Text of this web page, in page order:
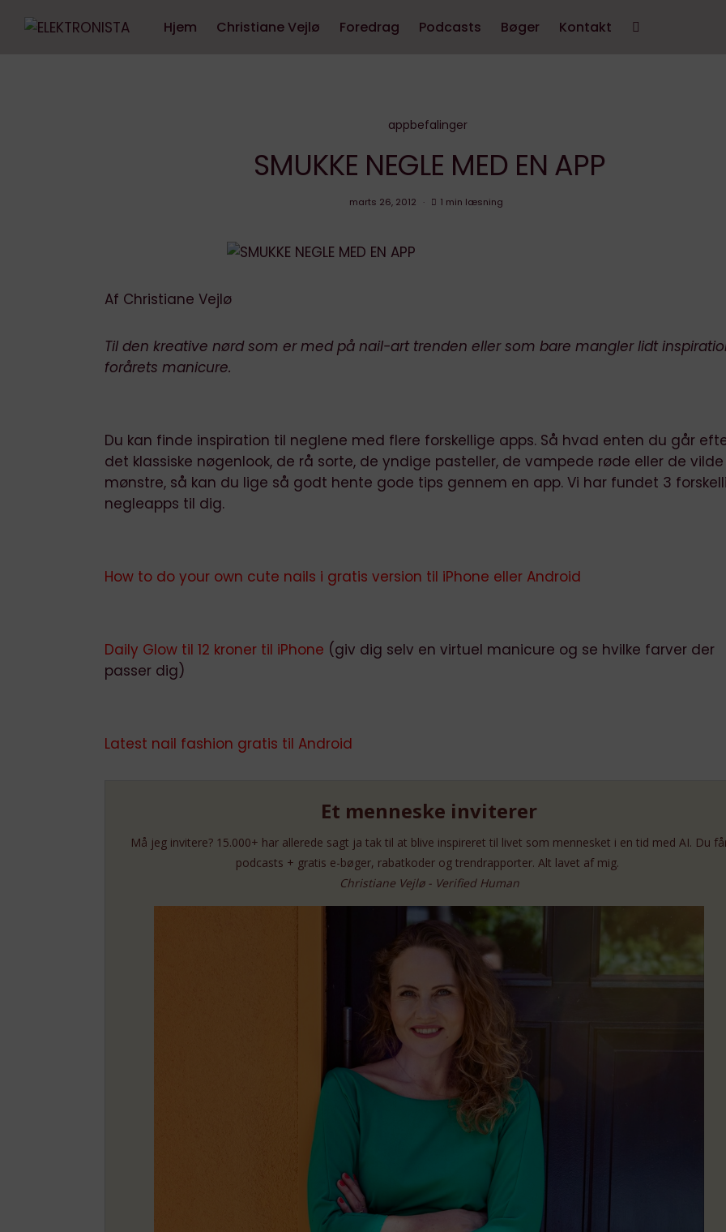
Hjem Christiane Vejlø Foredrag Podcasts Bøger Kontakt
appbefalinger
SMUKKE NEGLE MED EN APP
marts 26, 2012 1 min læsning
Af Christiane Vejlø
Til den kreative nørd som er med på nail-art trenden eller som bare mangler lidt
forårets manicure.
Du kan finde inspiration til neglene med flere forskellige apps. Så hvad enten du går
det klassiske nøgenlook, de rå sorte, de yndige pasteller, de vampede røde eller de vilde
mønstre, så kan du lige så godt hente gode tips gennem en app. Vi har fundet 3
negleapps til dig.
How to do your own cute nails i gratis version til iPhone eller Android
Daily Glow til 12 kroner til iPhone (giv dig selv en virtuel manicure og se hvilke farver der
passer dig)
Latest nail fashion gratis til Android